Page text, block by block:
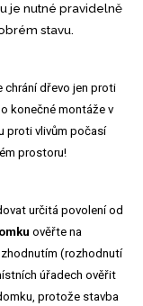
je nutné pravidelně
stavu.
chrání dřevo jen proti
konečné montáže v
proti vlivům počasí
prostoru!
určitá povolení od
ověřte na
(rozhodnutí
úřadech ověřit
protože stavba